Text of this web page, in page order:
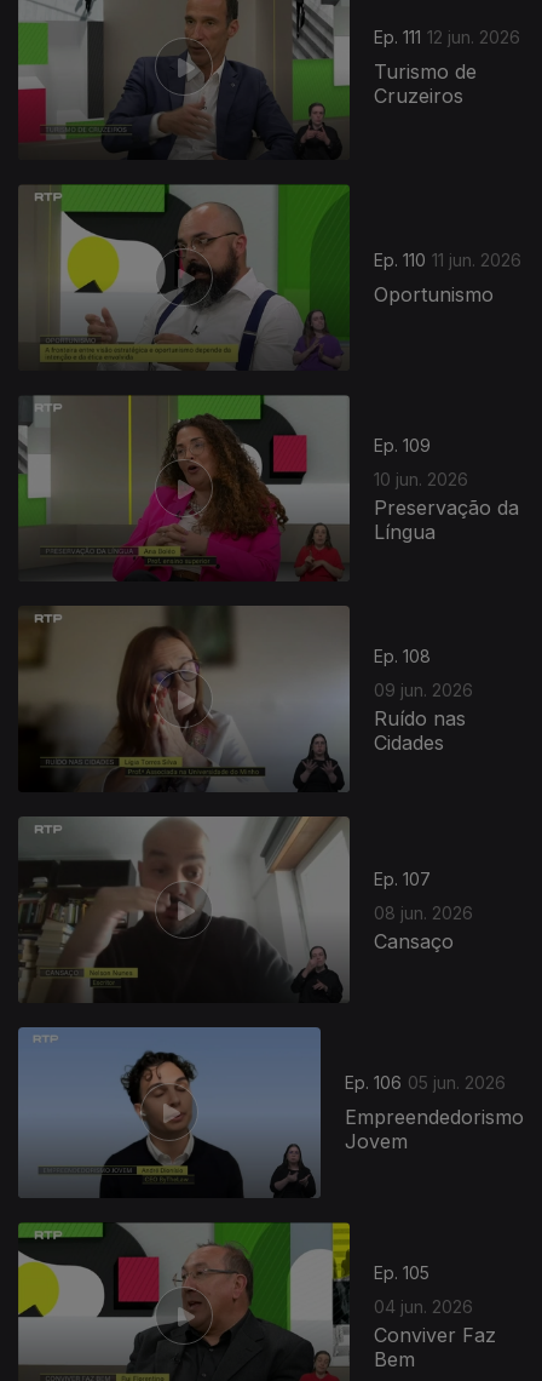
Ep. 111 12 jun. 2026
Turismo de
Cruzeiros
Ep. 110 11 jun. 2026
Oportunismo
Ep. 109
10 jun. 2026
Preservação da
Língua
Ep. 108
09 jun. 2026
Ruído nas
Cidades
Ep. 107
08 jun. 2026
Cansaço
Ep. 106 05 jun. 2026
Empreendedorismo
Jovem
Ep. 105
04 jun. 2026
Conviver Faz
Bem